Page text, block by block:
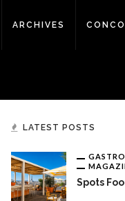
ARCHIVES
LATEST POSTS
Spots